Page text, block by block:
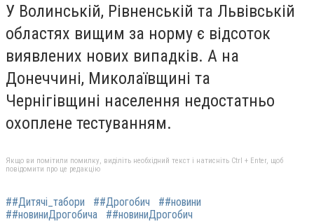
У Волинській, Рівненській та Львівській
областях вищим за норму є відсоток
виявлених нових випадків. А на
Донеччині, Миколаївщині та
Чернігівщині населення недостатньо
охоплене тестуванням.
Якщо ви помітили помилку, виділіть необхідний текст і натисніть Ctrl + Enter, щоб
повідомити про це редакцію
##Дитячі_табори ##Дрогобич
##новини
##новиниДрогобича
##новиниДрогобич